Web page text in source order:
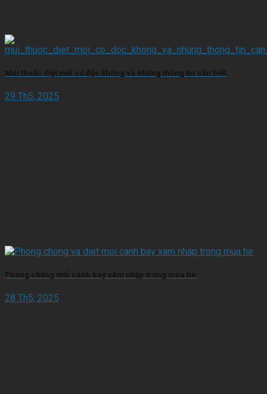
Mùi thuốc diệt mối có độc không và những thông tin cần biết
29 Th5, 2025
Phòng chống mối cánh bay xâm nhập trong mùa hè
28 Th5, 2025